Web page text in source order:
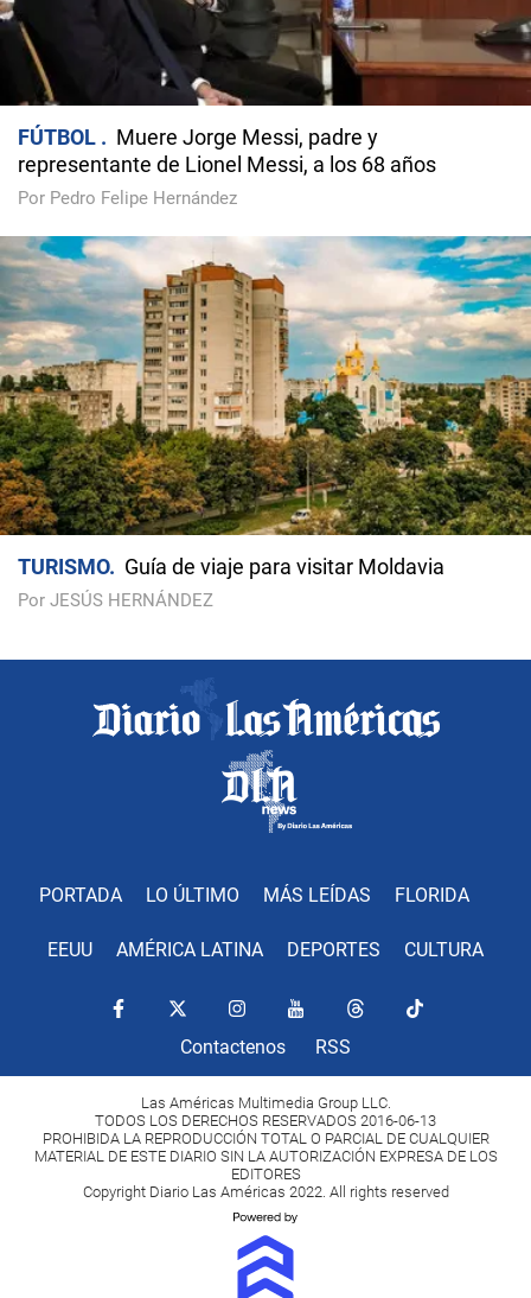
FÚTBOL
Muere Jorge Messi, padre y
representante de Lionel Messi, a los 68 años
Por Pedro Felipe Hernández
TURISMO Guía de viaje para visitar Moldavia
Por JESÚS HERNÁNDEZ
PORTADA LO ÚLTIMO MÁS LEÍDAS FLORIDA
EEUU AMÉRICA LATINA DEPORTES CULTURA
Contactenos RSS
Las Américas Multimedia Group LLC.
TODOS LOS DERECHOS RESERVADOS 2016-06-13
PROHIBIDA LA REPRODUCCIÓN TOTAL O PARCIAL DE CUALQUIER
MATERIAL DE ESTE DIARIO SIN LA AUTORIZACIÓN EXPRESA DE LOS
EDITORES
Copyright Diario Las Américas 2022. All rights reserved